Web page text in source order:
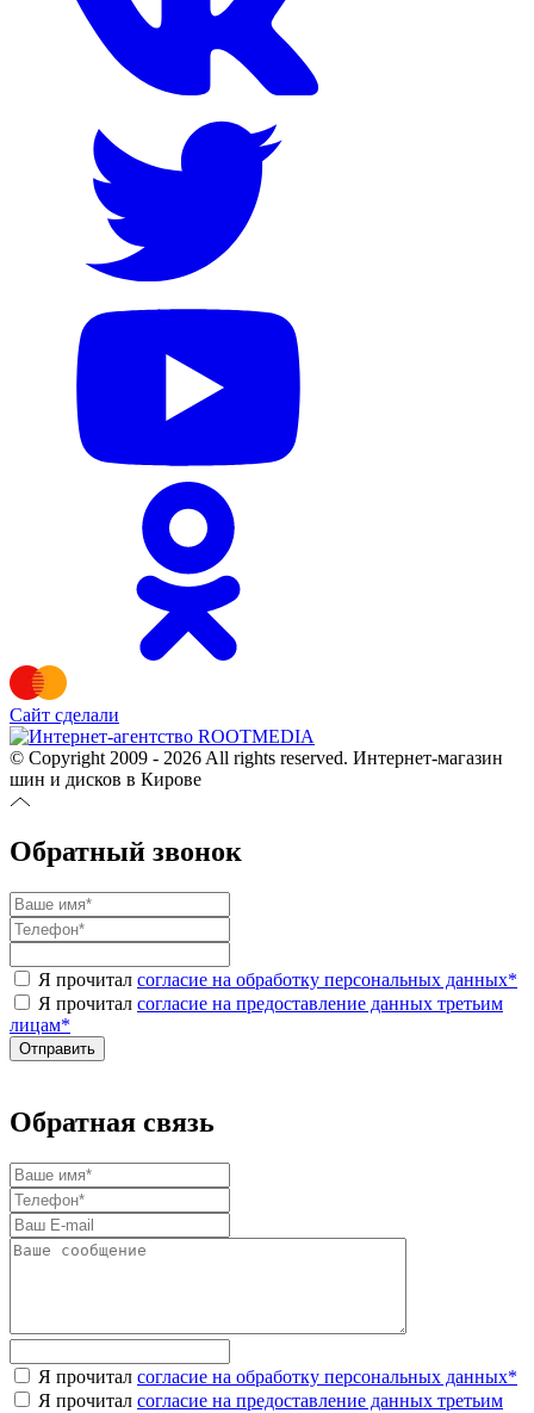
Сайт сделали
© Copyright 2009 - 2026 All rights reserved. Интернет-магазин
шин и дисков в Кирове
Обратный звонок
Я прочитал согласие на обработку персональных данных*
Я прочитал согласие на предоставление данных третьим
лицам*
Обратная связь
Я прочитал согласие на обработку персональных данных*
Я прочитал согласие на предоставление данных третьим